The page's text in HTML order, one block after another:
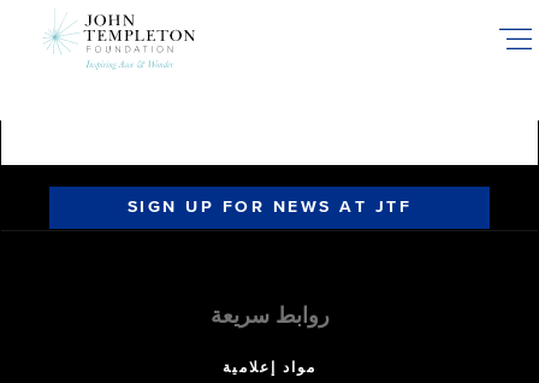
SIGN UP FOR NEWS AT JTF
روابط سريعة
مواد إعلامية